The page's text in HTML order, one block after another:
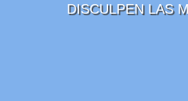
DISCULPEN LAS